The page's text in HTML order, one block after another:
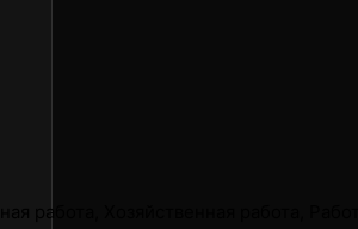
работа, Хозяйственная работа,